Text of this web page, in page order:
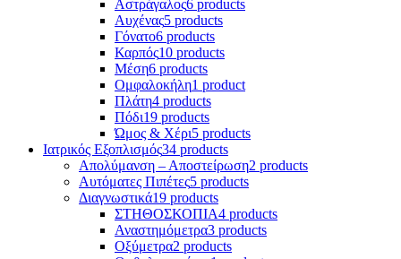
Αστράγαλος6 products
Αυχένας5 products
Γόνατο6 products
Καρπός10 products
Μέση6 products
Ομφαλοκήλη1 product
Πλάτη4 products
Πόδι19 products
Ώμος & Χέρι5 products
Ιατρικός Εξοπλισμός34 products
Απολύμανση – Αποστείρωση2 products
Αυτόματες Πιπέτες5 products
Διαγνωστικά19 products
ΣΤΗΘΟΣΚΟΠΙΑ4 products
Αναστημόμετρα3 products
Οξύμετρα2 products